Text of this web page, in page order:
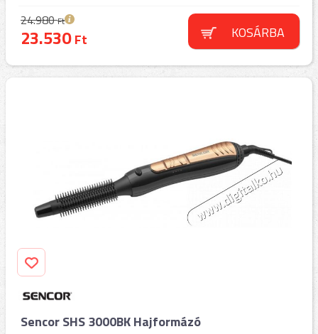
24.980Ft
23.530Ft KOSÁRBA
Sencor SHS 3000BK Hajformázó